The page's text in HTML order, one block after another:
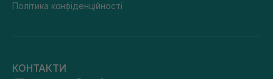
Політика конфіденційності
КОНТАКТИ